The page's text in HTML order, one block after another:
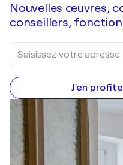
Nouvelles œuvres,
conseillers,
J'en